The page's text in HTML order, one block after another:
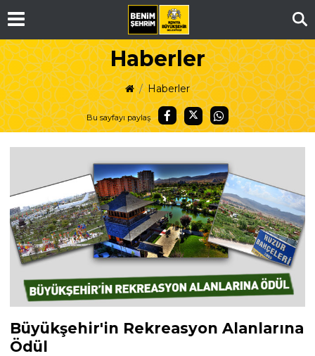
Haberler
Haberler
Bu sayfayı paylaş
Büyükşehir'in Rekreasyon Alanlarına
Ödül